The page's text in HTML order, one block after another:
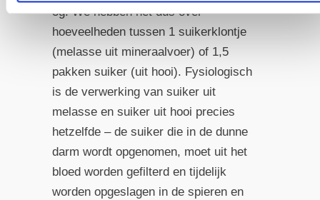
3g. We hebben het dus over
hoeveelheden tussen 1 suikerklontje
(melasse uit mineraalvoer) of 1,5
pakken suiker (uit hooi). Fysiologisch
is de verwerking van suiker uit
melasse en suiker uit hooi precies
hetzelfde – de suiker die in de dunne
darm wordt opgenomen, moet uit het
bloed worden gefilterd en tijdelijk
worden opgeslagen in de spieren en